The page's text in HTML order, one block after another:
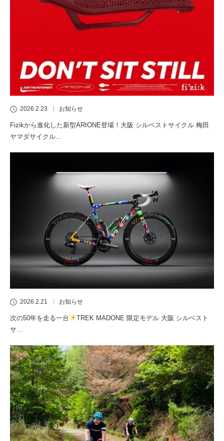
2026.2.23 お知らせ
Fizikから進化した新型ARIONE登場！大阪 シルベストサイクル 梅田
ヤマダサイクル…
2026.2.21 お知らせ
次の50年を走る一台
TREK MADONE 限定モデル 大阪 シルベスト
サ…